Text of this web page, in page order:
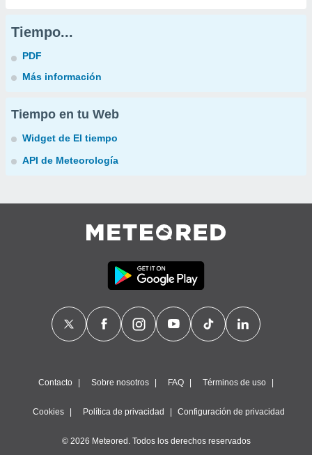
Tiempo...
PDF
Más información
Tiempo en tu Web
Widget de El tiempo
API de Meteorología
Contacto Sobre nosotros FAQ Términos de uso
Cookies Política de privacidad Configuración de privacidad
© 2026 Meteored. Todos los derechos reservados